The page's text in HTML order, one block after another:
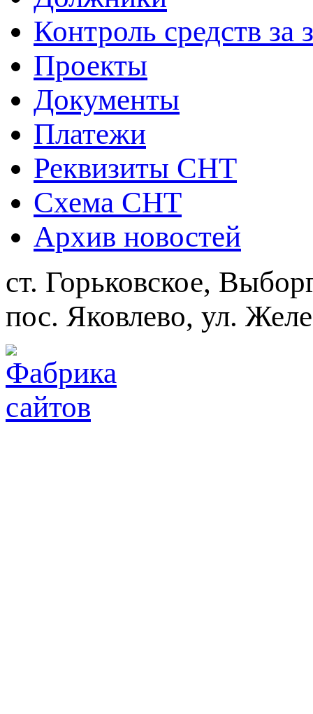
Контроль средств за
Проекты
Документы
Платежи
Реквизиты СНТ
Схема СНТ
Архив новостей
ст. Горьковское,
пос. Яковлево, ул.